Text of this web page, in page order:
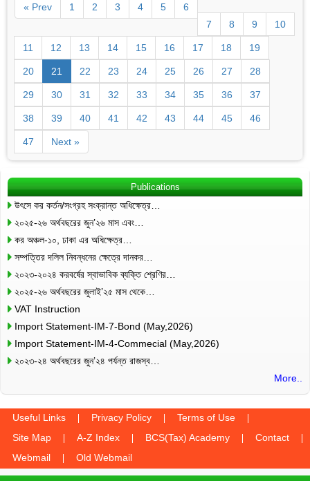
« Prev 1 2 3 4 5
6
7
8 9 10
11 12 13 14 15 16 17 18 19
20 21 22 23 24 25 26 27 28
29 30 31 32 33 34 35 36 37
38 39 40 41 42 43 44 45 46
47 Next »
Publications
উৎসে কর কর্তন/সংগ্রহ সংক্রান্ত অধিক্ষেত্র…
২০২৫-২৬ অর্থবছরের জুন’২৬ মাস এবং…
কর অঞ্চল-১০, ঢাকা এর অধিক্ষেত্র…
সম্পত্তির দলিল নিবন্ধনের ক্ষেত্রে দানকর…
২০২৩-২০২৪ করবর্ষের স্বাভাবিক ব্যক্তি শ্রেণির…
২০২৫-২৬ অর্থবছরের জুলাই’২৫ মাস থেকে…
VAT Instruction
Import Statement-IM-7-Bond (May,2026)
Import Statement-IM-4-Commecial (May,2026)
২০২৩-২৪ অর্থবছরের জুন’২৪ পর্যন্ত রাজস্ব…
More..
Useful Links Privacy Policy
Terms of Use
Site Map
A-Z Index BCS(Tax) Academy
Contact
Webmail
Old Webmail